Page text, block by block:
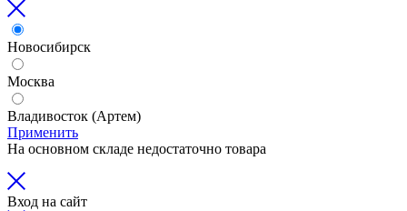
Новосибирск
Москва
Владивосток (Артем)
Применить
На основном складе недостаточно товара
Вход на сайт